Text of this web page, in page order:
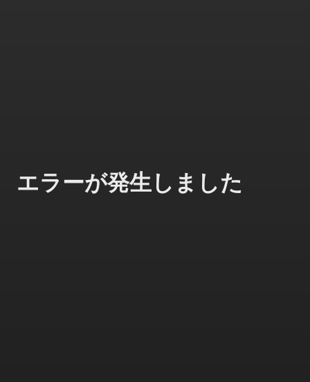
エラーが発生しました